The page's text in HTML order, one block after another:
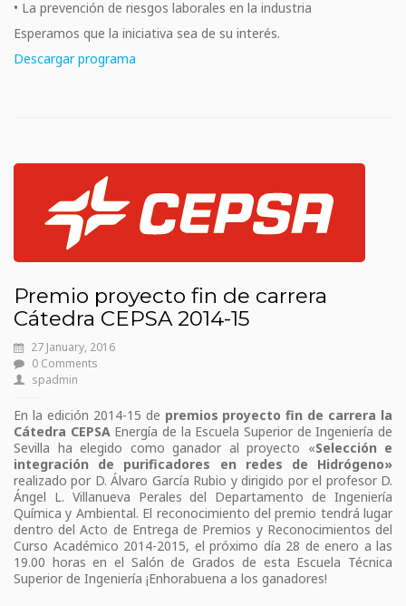
• La prevención de riesgos laborales en la industria
Esperamos que la iniciativa sea de su interés.
Descargar programa
Premio proyecto fin de carrera
Cátedra CEPSA 2014-15
27 January, 2016
0 Comments
spadmin
En la edición 2014-15 de premios proyecto fin de carrera la
Cátedra CEPSAEnergía de la Escuela Superior de Ingeniería de
Sevilla ha elegido como ganador al proyecto «Selección e
integración de purificadores en redes de Hidrógeno»
realizado por D. Álvaro García Rubio y dirigido por el profesor D.
Ángel L. Villanueva Perales del Departamento de Ingeniería
Química y Ambiental. El reconocimiento del premio tendrá lugar
dentro del Acto de Entrega de Premios y Reconocimientos del
Curso Académico 2014-2015, el próximo día 28 de enero a las
19.00 horas en el Salón de Grados de esta Escuela Técnica
Superior de Ingeniería ¡Enhorabuena a los ganadores!